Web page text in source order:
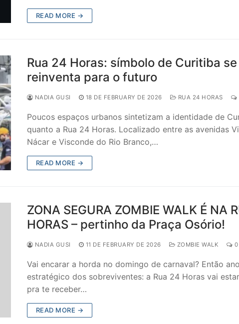
READ MORE →
Rua 24 Horas: símbolo de Curitiba se
reinventa para o futuro
NADIA GUSI 18 DE FEBRUARY DE 2026 RUA 24 HORAS
Poucos espaços urbanos sintetizam a identidade de
quanto a Rua 24 Horas. Localizado entre as avenidas
Nácar e Visconde do Rio Branco,…
READ MORE →
ZONA SEGURA ZOMBIE WALK É NA
HORAS – pertinho da Praça Osório!
NADIA GUSI 11 DE FEBRUARY DE 2026 ZOMBIE WALK 0
Vai encarar a horda no domingo de carnaval? Então
estratégico dos sobreviventes: a Rua 24 Horas vai
pra te receber…
READ MORE →